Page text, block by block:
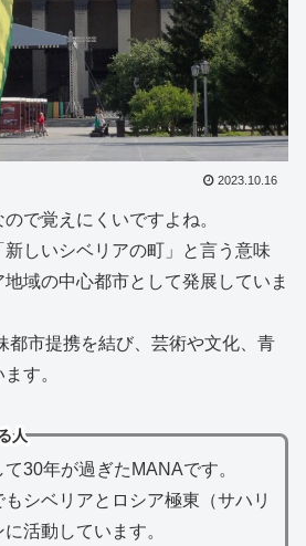
2023.10.16
で覚えにくいですよね。
新しいシベリアの町」と言う意味
域の中心都市として発展していま
都市提携を結び、芸術や文化、青
す。
人
30年が過ぎたMANAです。
シベリアとロシア極東（サハリ
活動しています。